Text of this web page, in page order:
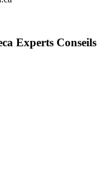
Experts Conseils